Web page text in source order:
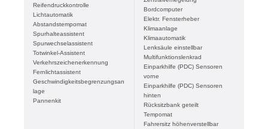
Reifendruckkontrolle
Lichtautomatik
Abstandstempomat
Spurhalteassistent
Spurwechselassistent
Totwinkel-Assistent
Verkehrszeichenerkennung
Fernlichtassistent
Geschwindigkeitsbegrenzungsan
lage
Pannenkit
Bordcomputer
Elektr. Fensterheber
Klimaanlage
Klimaautomatik
Lenksäule einstellbar
Multifunktionslenkrad
Einparkhilfe (PDC) Sensoren
vorne
Einparkhilfe (PDC) Sensoren
hinten
Rücksitzbank geteilt
Tempomat
Fahrersitz höhenverstellbar